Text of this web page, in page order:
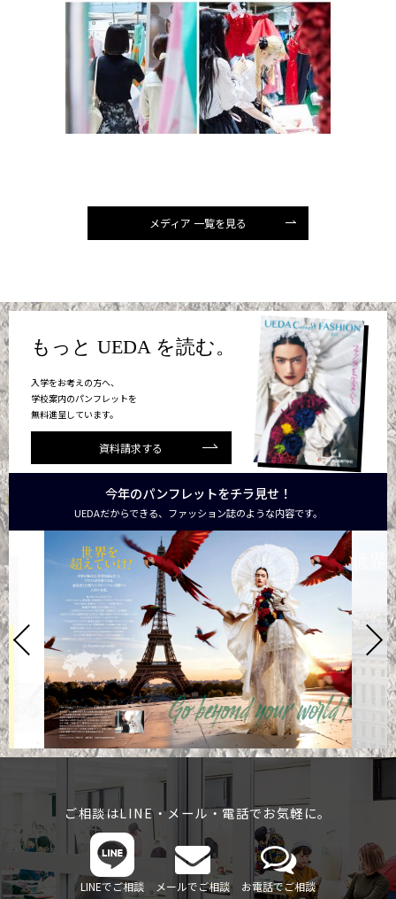
メディア 一覧を見る
もっと UEDA を読む。
入学をお考えの方へ、
学校案内のパンフレットを
無料進呈しています。
資料請求する
今年のパンフレットをチラ見せ！
UEDAだからできる、ファッション誌のような内容です。
ご相談はLINE・メール・電話でお気軽に。
LINEでご相談 メールでご相談 お電話でご相談